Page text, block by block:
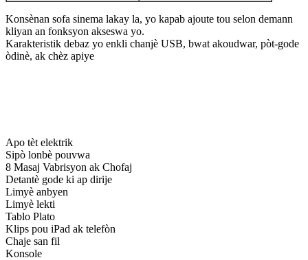
Konsènan sofa sinema lakay la, yo kapab ajoute tou selon demann
kliyan an fonksyon akseswa yo.
Karakteristik debaz yo enkli chanjè USB, bwat akoudwar, pòt-gode
òdinè, ak chèz apiye
Apo tèt elektrik
Sipò lonbè pouvwa
8 Masaj Vabrisyon ak Chofaj
Detantè gode ki ap dirije
Limyè anbyen
Limyè lekti
Tablo Plato
Klips pou iPad ak telefòn
Chaje san fil
Konsole